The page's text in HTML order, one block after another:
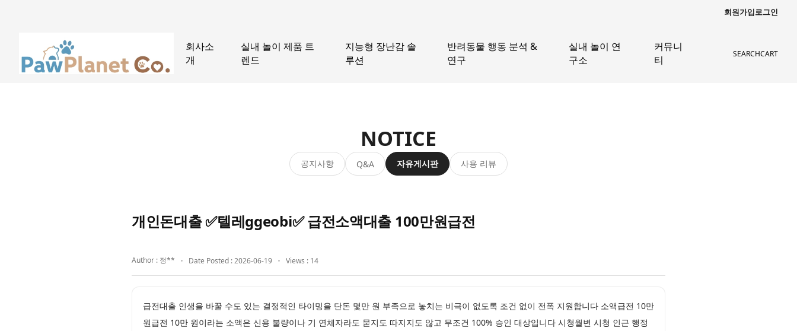
회원가입로그인
회사소
개
실내 놀이 제품 트
렌드
지능형 장난감 솔
루션
반려동물 행동 분석 &
연구
실내 놀이 연
구소
커뮤니
티
SEARCHCART
NOTICE
공지사항 Q&A 자유게시판 사용 리뷰
개인돈대출 ✅텔레ggeobi✅ 급전소액대출 100만원급전
Author : 정** Date Posted : 2026-06-19 Views : 14
급전대출 인생을 바꿀 수도 있는 결정적인 타이밍을 단돈 몇만 원 부족으로 놓치는 비극이 없도록 조건 없이 전폭 지원합니다 소액급전 10만
원급전 10만 원이라는 소액은 신용 불량이나 기 연체자라도 묻지도 따지지도 않고 무조건 100% 승인 대상입니다 시청월변 시청 인근 행정